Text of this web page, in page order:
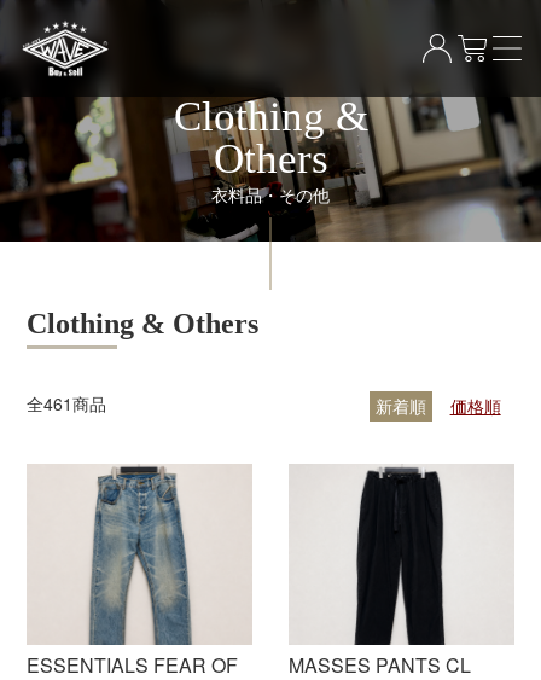
Clothing &
Others
衣料品・その他
Clothing & Others
全461商品 新着順 価格順
ESSENTIALS FEAR OF
MASSES PANTS CL